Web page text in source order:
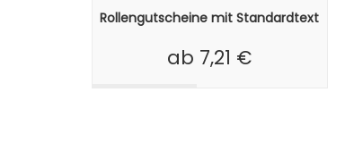
Rollengutscheine mit Standardtext